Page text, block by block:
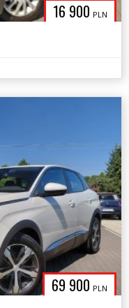
16 900 PLN
69 900 PLN